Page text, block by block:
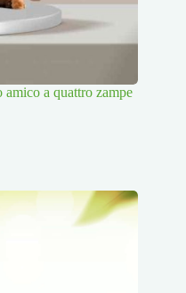
a quattro zampe